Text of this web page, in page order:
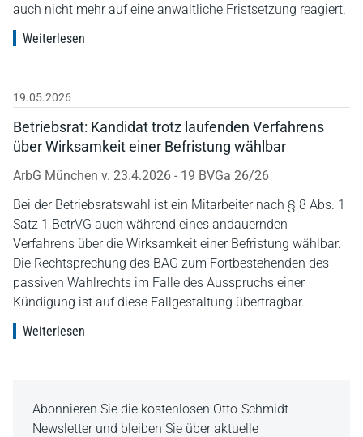
auch nicht mehr auf eine anwaltliche Fristsetzung reagiert.
Weiterlesen
19.05.2026
Betriebsrat: Kandidat trotz laufenden Verfahrens
über Wirksamkeit einer Befristung wählbar
ArbG München v. 23.4.2026 - 19 BVGa 26/26
Bei der Betriebsratswahl ist ein Mitarbeiter nach § 8 Abs. 1
Satz 1 BetrVG auch während eines andauernden
Verfahrens über die Wirksamkeit einer Befristung wählbar.
Die Rechtsprechung des BAG zum Fortbestehenden des
passiven Wahlrechts im Falle des Ausspruchs einer
Kündigung ist auf diese Fallgestaltung übertragbar.
Weiterlesen
Abonnieren Sie die kostenlosen Otto-Schmidt-
Newsletter und bleiben Sie über aktuelle